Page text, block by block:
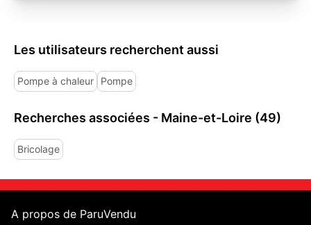
Les utilisateurs recherchent aussi
Pompe à chaleur Pompe
Recherches associées - Maine-et-Loire (49)
Bricolage
A propos de ParuVendu